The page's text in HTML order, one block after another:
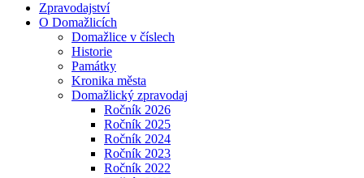
Zpravodajství
O Domažlicích
Domažlice v číslech
Historie
Památky
Kronika města
Domažlický zpravodaj
Ročník 2026
Ročník 2025
Ročník 2024
Ročník 2023
Ročník 2022